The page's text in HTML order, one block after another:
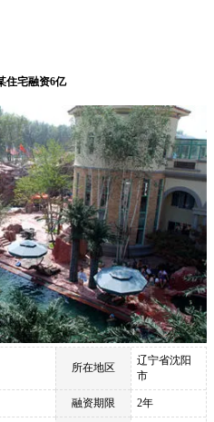
住宅融资6亿
所在地区
辽宁省沈阳
市
融资期限 2年